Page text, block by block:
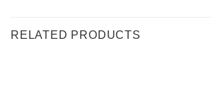
RELATED PRODUCTS